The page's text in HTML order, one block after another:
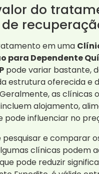
do
em uma
para Dependente
pode variar bastante,
estrutura oferecida e
as clínicas
alojamento,
pode influenciar no
e comparar
clínicas podem
pode reduzir